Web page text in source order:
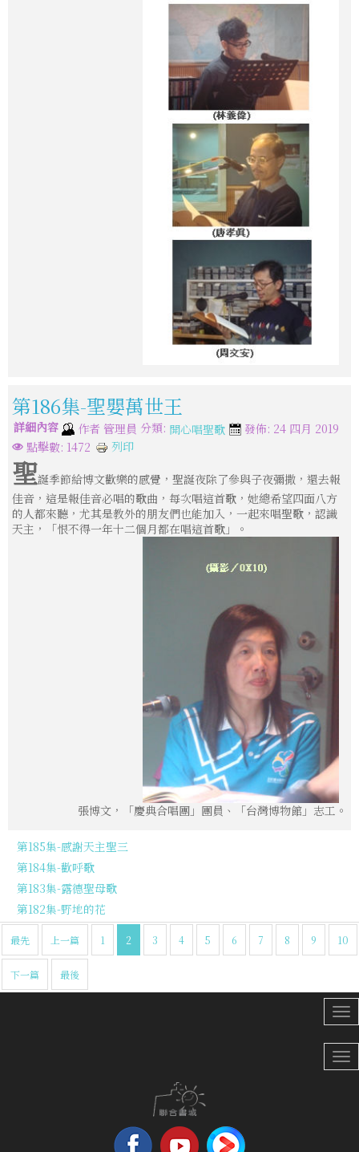
第186集-聖嬰萬世王
詳細內容 作者 管理員 分類: 開心唱聖歌
發佈: 24 四月 2019
點擊數: 1472
列印
聖誕季節給博文歡樂的感覺，聖誕夜除了參與子夜彌撒，還去報
佳音，這是報佳音必唱的歌曲，每次唱這首歌，她總希望四面八方
的人都來聽，尤其是教外的朋友們也能加入，一起來唱聖歌，認識
天主，「恨不得一年十二個月都在唱這首歌」。
張博文，「慶典合唱團」團員、「台灣博物館」志工。
第185集-感謝天主聖三
第184集-歡呼歌
第183集-露德聖母歌
第182集-野地的花
最先 上一篇 1 2 3 4 5 6 7 8 9 10
下一篇 最後